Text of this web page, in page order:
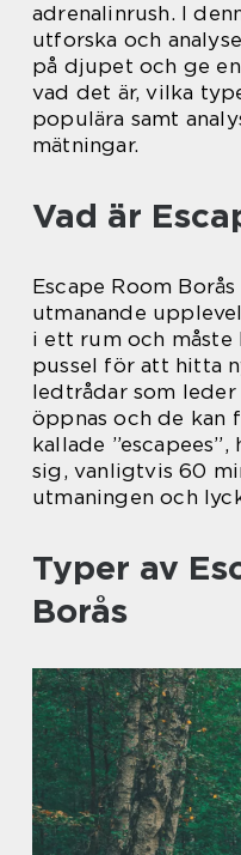
adrenalinrush. I
utforska och
på djupet och ge
vad det är, vilka
populära samt
mätningar.
Vad är
Escape Room
utmanande
i ett rum och måste
pussel för att hitta
ledtrådar som
öppnas och de kan
kallade
sig, vanligtvis 60
utmaningen och
Typer av
Borås